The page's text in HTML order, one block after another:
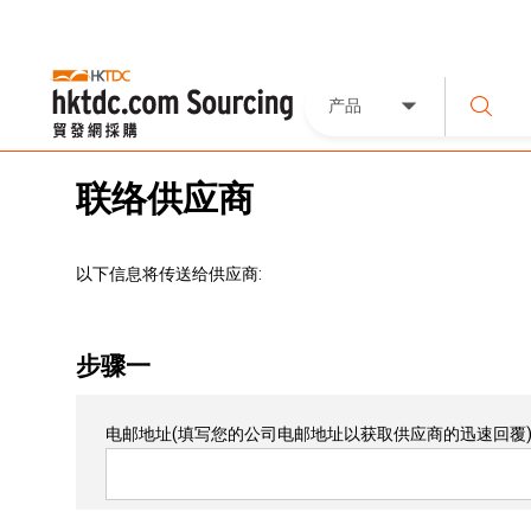
产品
联络供应商
以下信息将传送给供应商:
步骤一
电邮地址(填写您的公司电邮地址以获取供应商的迅速回覆)